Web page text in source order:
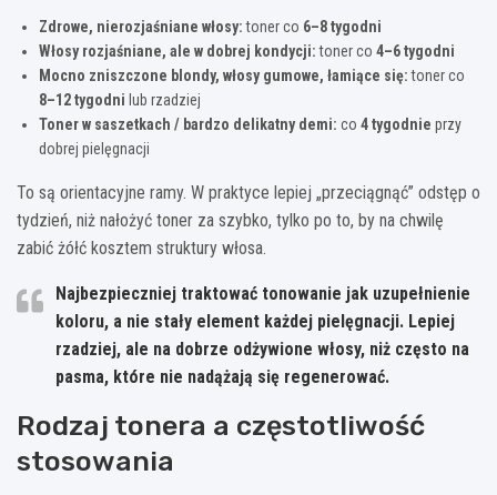
Zdrowe, nierozjaśniane włosy:toner co 6–8 tygodni
Włosy rozjaśniane, ale w dobrej kondycji:toner co 4–6 tygodni
Mocno zniszczone blondy, włosy gumowe, łamiące się:toner co
8–12 tygodni lub rzadziej
Toner w saszetkach / bardzo delikatny demi: co 4 tygodnie przy
dobrej pielęgnacji
To są orientacyjne ramy. W praktyce lepiej „przeciągnąć” odstęp o
tydzień, niż nałożyć toner za szybko, tylko po to, by na chwilę
zabić żółć kosztem struktury włosa.
Najbezpieczniej traktować tonowanie jak uzupełnienie
koloru, a nie stały element każdej pielęgnacji. Lepiej
rzadziej, ale na dobrze odżywione włosy, niż często na
pasma, które nie nadążają się regenerować.
Rodzaj tonera a częstotliwość
stosowania